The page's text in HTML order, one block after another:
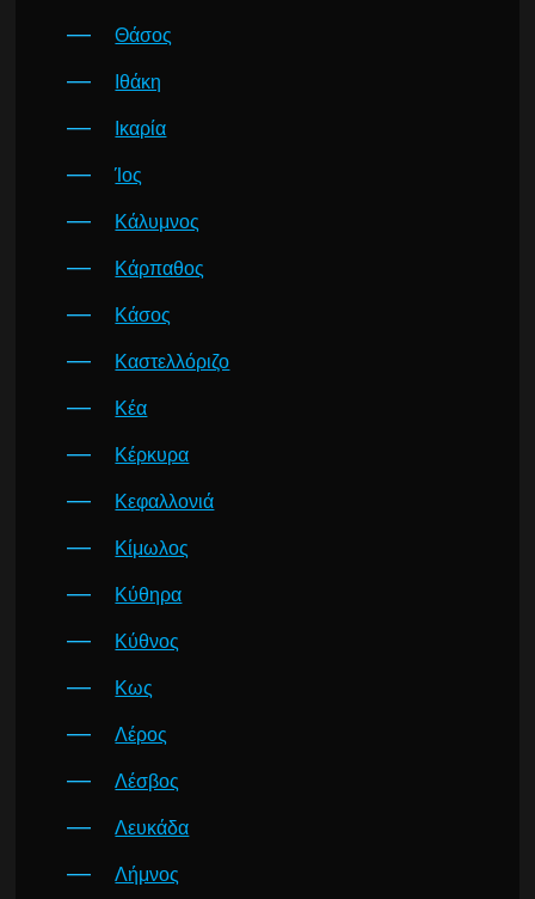
Θάσος
Ιθάκη
Ικαρία
Ίος
Κάλυμνος
Κάρπαθος
Κάσος
Καστελλόριζο
Κέα
Κέρκυρα
Κεφαλλονιά
Κίμωλος
Κύθηρα
Κύθνος
Κως
Λέρος
Λέσβος
Λευκάδα
Λήμνος